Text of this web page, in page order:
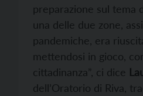
preparazione sul tema
una delle due zone,
pandemiche, era
mettendosi in gioco,
cittadinanza”, ci dice
dell’Oratorio di Riva,